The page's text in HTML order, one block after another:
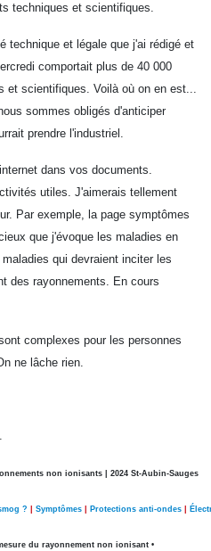
techniques et scientifiques.
technique et légale que j'ai rédigé et
comportait plus de 40 000
et scientifiques. Voilà où on en est...
sommes obligés d'anticiper
prendre l'industriel.
dans vos documents.
utiles. J'aimerais tellement
Par exemple, la page symptômes
que j'évoque les maladies en
qui devraient inciter les
des rayonnements. En cours
complexes pour les personnes
ne lâche rien.
non ionisants | 2024 St-Aubin-Sauges
? Symptômes Protections anti-ondes
du rayonnement non ionisant •